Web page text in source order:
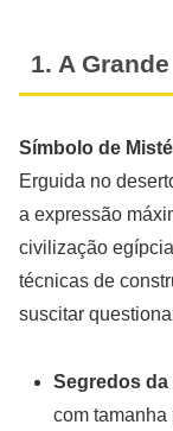
1. A
Símbolo de
Erguida no
a expressão
civilização
técnicas de
suscitar
Segredos
com